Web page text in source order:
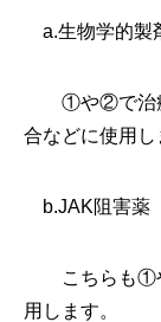
a.生物学的製
①や②で治療
合などに使用し
b.JAK阻害薬
こちらも①や
用します。